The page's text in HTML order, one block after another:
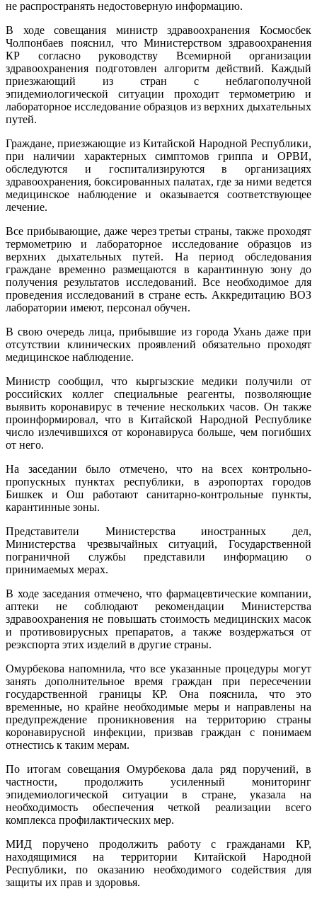
не распространять недостоверную информацию.
В ходе совещания министр здравоохранения Космосбек
Чолпонбаев пояснил, что Министерством здравоохранения
КР согласно руководству Всемирной организации
здравоохранения подготовлен алгоритм действий. Каждый
приезжающий из стран с неблагополучной
эпидемиологической ситуации проходит термометрию и
лабораторное исследование образцов из верхних дыхательных
путей.
Граждане, приезжающие из Китайской Народной Республики,
при наличии характерных симптомов гриппа и ОРВИ,
обследуются и госпитализируются в организациях
здравоохранения, боксированных палатах, где за ними ведется
медицинское наблюдение и оказывается соответствующее
лечение.
Все прибывающие, даже через третьи страны, также проходят
термометрию и лабораторное исследование образцов из
верхних дыхательных путей. На период обследования
граждане временно размещаются в карантинную зону до
получения результатов исследований. Все необходимое для
проведения исследований в стране есть. Аккредитацию ВОЗ
лаборатории имеют, персонал обучен.
В свою очередь лица, прибывшие из города Ухань даже при
отсутствии клинических проявлений обязательно проходят
медицинское наблюдение.
Министр сообщил, что кыргызские медики получили от
российских коллег специальные реагенты, позволяющие
выявить коронавирус в течение нескольких часов. Он также
проинформировал, что в Китайской Народной Республике
число излечившихся от коронавируса больше, чем погибших
от него.
На заседании было отмечено, что на всех контрольно-
пропускных пунктах республики, в аэропортах городов
Бишкек и Ош работают санитарно-контрольные пункты,
карантинные зоны.
Представители Министерства иностранных дел,
Министерства чрезвычайных ситуаций, Государственной
пограничной службы представили информацию о
принимаемых мерах.
В ходе заседания отмечено, что фармацевтические компании,
аптеки не соблюдают рекомендации Министерства
здравоохранения не повышать стоимость медицинских масок
и противовирусных препаратов, а также воздержаться от
реэкспорта этих изделий в другие страны.
Омурбекова напомнила, что все указанные процедуры могут
занять дополнительное время граждан при пересечении
государственной границы КР. Она пояснила, что это
временные, но крайне необходимые меры и направлены на
предупреждение проникновения на территорию страны
коронавирусной инфекции, призвав граждан с понимаем
отнестись к таким мерам.
По итогам совещания Омурбекова дала ряд поручений, в
частности, продолжить усиленный мониторинг
эпидемиологической ситуации в стране, указала на
необходимость обеспечения четкой реализации всего
комплекса профилактических мер.
МИД поручено продолжить работу с гражданами КР,
находящимися на территории Китайской Народной
Республики, по оказанию необходимого содействия для
защиты их прав и здоровья.